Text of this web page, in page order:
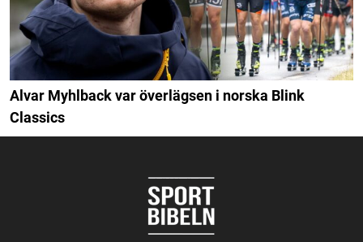
Alvar Myhlback var överlägsen i norska Blink
Classics